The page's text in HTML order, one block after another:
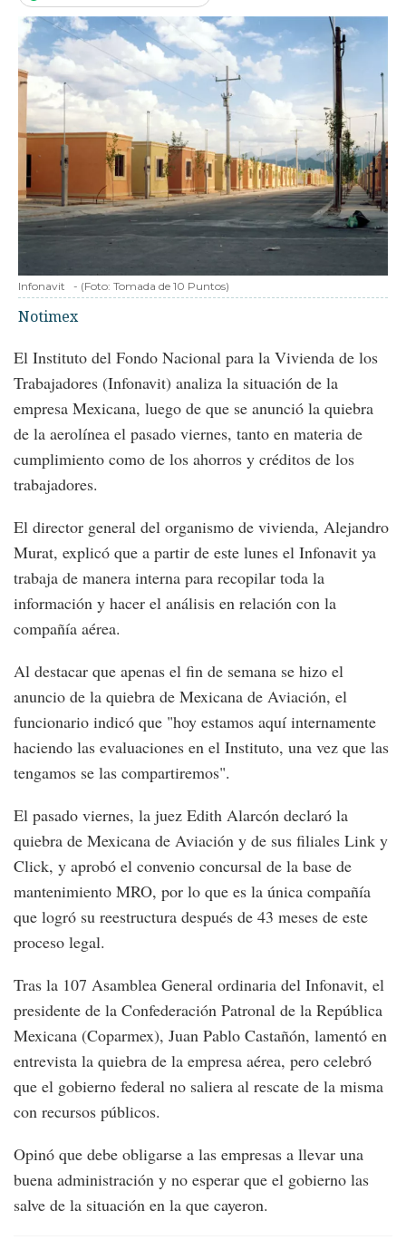
Infonavit - (Foto: Tomada de 10 Puntos)
Notimex
El Instituto del Fondo Nacional para la Vivienda de los
Trabajadores (Infonavit) analiza la situación de la
empresa Mexicana, luego de que se anunció la quiebra
de la aerolínea el pasado viernes, tanto en materia de
cumplimiento como de los ahorros y créditos de los
trabajadores.
El director general del organismo de vivienda, Alejandro
Murat, explicó que a partir de este lunes el Infonavit ya
trabaja de manera interna para recopilar toda la
información y hacer el análisis en relación con la
compañía aérea.
Al destacar que apenas el fin de semana se hizo el
anuncio de la quiebra de Mexicana de Aviación, el
funcionario indicó que "hoy estamos aquí internamente
haciendo las evaluaciones en el Instituto, una vez que las
tengamos se las compartiremos".
El pasado viernes, la juez Edith Alarcón declaró la
quiebra de Mexicana de Aviación y de sus filiales Link y
Click, y aprobó el convenio concursal de la base de
mantenimiento MRO, por lo que es la única compañía
que logró su reestructura después de 43 meses de este
proceso legal.
Tras la 107 Asamblea General ordinaria del Infonavit, el
presidente de la Confederación Patronal de la República
Mexicana (Coparmex), Juan Pablo Castañón, lamentó en
entrevista la quiebra de la empresa aérea, pero celebró
que el gobierno federal no saliera al rescate de la misma
con recursos públicos.
Opinó que debe obligarse a las empresas a llevar una
buena administración y no esperar que el gobierno las
salve de la situación en la que cayeron.